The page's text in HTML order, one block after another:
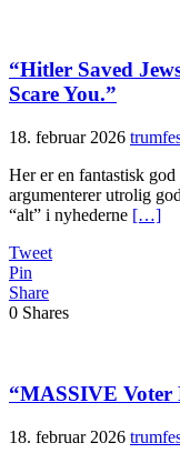
“Hitler Saved
Scare You.”
18. februar 2026
Her er en fantastisk
argumenterer utrolig
“alt” i nyhederne […]
Tweet
Pin
Share
0 Shares
“MASSIVE Voter
18. februar 2026